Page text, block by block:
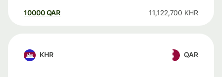
10000 QAR 11,122,700 KHR
KHR QAR